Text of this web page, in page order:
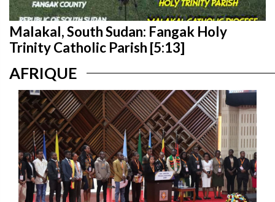
Malakal, South Sudan: Fangak Holy
Trinity Catholic Parish [5:13]
AFRIQUE